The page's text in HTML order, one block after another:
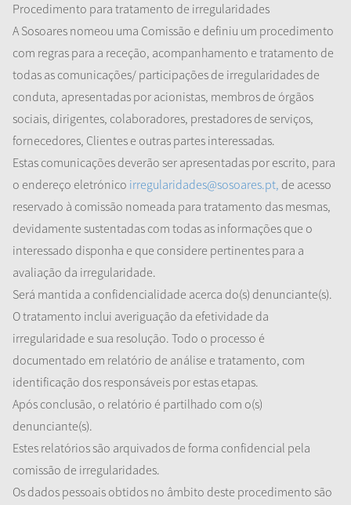
Procedimento para tratamento de irregularidades
A Sosoares nomeou uma Comissão e definiu um procedimento
com regras para a receção, acompanhamento e tratamento de
todas as comunicações/ participações de irregularidades de
conduta, apresentadas por acionistas, membros de órgãos
sociais, dirigentes, colaboradores, prestadores de serviços,
fornecedores, Clientes e outras partes interessadas.
Estas comunicações deverão ser apresentadas por escrito, para
o endereço eletrónico irregularidades@sosoares.pt, de acesso
reservado à comissão nomeada para tratamento das mesmas,
devidamente sustentadas com todas as informações que o
interessado disponha e que considere pertinentes para a
avaliação da irregularidade.
Será mantida a confidencialidade acerca do(s) denunciante(s).
O tratamento inclui averiguação da efetividade da
irregularidade e sua resolução. Todo o processo é
documentado em relatório de análise e tratamento, com
identificação dos responsáveis por estas etapas.
Após conclusão, o relatório é partilhado com o(s)
denunciante(s).
Estes relatórios são arquivados de forma confidencial pela
comissão de irregularidades.
Os dados pessoais obtidos no âmbito deste procedimento são